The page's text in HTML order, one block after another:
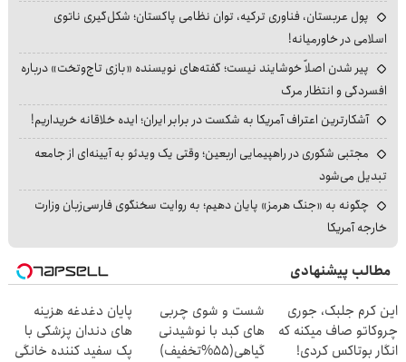
پول عربستان، فناوری ترکیه، توان نظامی پاکستان؛ شکل‌گیری ناتوی
اسلامی در خاورمیانه!
پیر شدن اصلاً خوشایند نیست؛ گفته‌های نویسنده «بازی تاج‌وتخت» درباره
افسردگی و انتظار مرگ
آشکارترین اعتراف آمریکا به شکست در برابر ایران؛ ایده خلاقانه خریداریم!
مجتبی شکوری در راهپیمایی اربعین؛ وقتی یک ویدئو به آیینه‌ای از جامعه
تبدیل می‌شود
چگونه به «جنگ هرمز» پایان دهیم؛ به روایت سخنگوی فارسی‌زبان وزارت
خارجه آمریکا
مطالب پیشنهادی
این کرم جلبک، جوری
چروکاتو صاف میکنه که
انگار بوتاکس کردی!
شست و شوی چربی
های کبد با نوشیدنی
گیاهی(55%تخفیف)
پایان دغدغه هزینه
های دندان پزشکی با
پک سفید کننده خانگی